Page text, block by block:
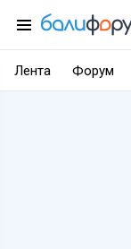
Лента Форум